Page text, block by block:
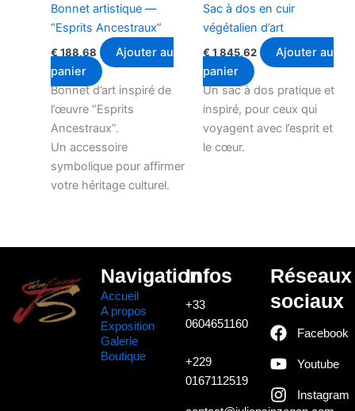
Bonnet artistique —
“Esprits Ancestraux”
€ 188,68
Ajouter au
panier
Bonnet d’art inspiré de
l’œuvre “Esprits
Ancestraux”.
Un accessoire
symbolique pour affirmer
votre héritage culturel.
Sac à dos en cuir
végétalien d’art
€ 1 845,62
Ajouter au
panier
Un sac à dos pratique et
inspiré, pour ceux qui
voyagent avec l’esprit et
le cœur.
Navigation
Accueil
A propos
Exposition
Galerie
Boutique
Infos
+33
0604651160
+229
0167112519
Réseaux
sociaux
Facebook
Youtube
Instagram